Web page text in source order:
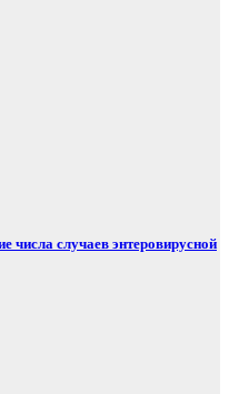
числа случаев энтеровирусной